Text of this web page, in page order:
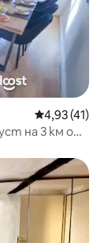
Средна
4,93 (41)
на 3 км от